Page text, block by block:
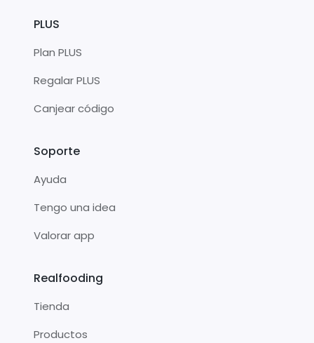
PLUS
Plan PLUS
Regalar PLUS
Canjear código
Soporte
Ayuda
Tengo una idea
Valorar app
Realfooding
Tienda
Productos